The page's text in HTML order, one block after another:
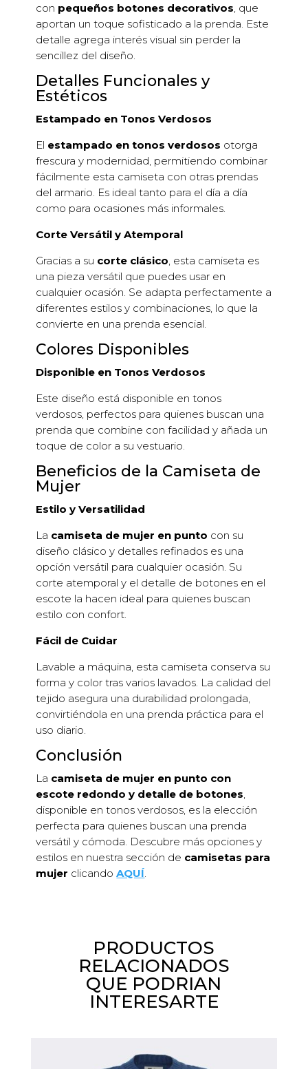
con pequeños botones decorativos, que
aportan un toque sofisticado a la prenda. Este
detalle agrega interés visual sin perder la
sencillez del diseño.
Detalles Funcionales y
Estéticos
Estampado en Tonos Verdosos
El estampado en tonos verdosos otorga
frescura y modernidad, permitiendo combinar
fácilmente esta camiseta con otras prendas
del armario. Es ideal tanto para el día a día
como para ocasiones más informales.
Corte Versátil y Atemporal
Gracias a su corte clásico, esta camiseta es
una pieza versátil que puedes usar en
cualquier ocasión. Se adapta perfectamente a
diferentes estilos y combinaciones, lo que la
convierte en una prenda esencial.
Colores Disponibles
Disponible en Tonos Verdosos
Este diseño está disponible en tonos
verdosos, perfectos para quienes buscan una
prenda que combine con facilidad y añada un
toque de color a su vestuario.
Beneficios de la Camiseta de
Mujer
Estilo y Versatilidad
La camiseta de mujer en punto con su
diseño clásico y detalles refinados es una
opción versátil para cualquier ocasión. Su
corte atemporal y el detalle de botones en el
escote la hacen ideal para quienes buscan
estilo con confort.
Fácil de Cuidar
Lavable a máquina, esta camiseta conserva su
forma y color tras varios lavados. La calidad del
tejido asegura una durabilidad prolongada,
convirtiéndola en una prenda práctica para el
uso diario.
Conclusión
La camiseta de mujer en punto con
escote redondo y detalle de botones,
disponible en tonos verdosos, es la elección
perfecta para quienes buscan una prenda
versátil y cómoda. Descubre más opciones y
estilos en nuestra sección de camisetas para
mujer clicandoAQUÍ.
PRODUCTOS
RELACIONADOS
QUE PODRIAN
INTERESARTE